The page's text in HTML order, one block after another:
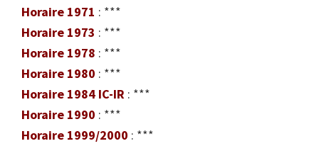
Horaire 1971 : ***
Horaire 1973 : ***
Horaire 1978 : ***
Horaire 1980 : ***
Horaire 1984 IC-IR : ***
Horaire 1990 : ***
Horaire 1999/2000 : ***